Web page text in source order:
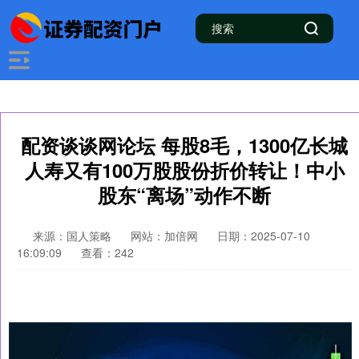
配资谈谈网论坛 每股8毛，1300亿长城
人寿又有100万股股份折价转让！中小
股东“离场”动作不断
来源：国人策略 网站：加倍网
日期：2025-07-10
16:09:09
查看：242